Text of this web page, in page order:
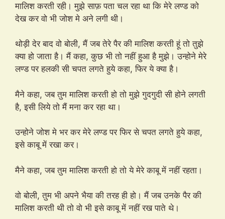
मालिश करती रही। मुझे साफ़ पता चल रहा था कि मेरे लण्ड को
देख कर वो भी जोश मे अने लगी थी।
थोड़ी देर बाद वो बोली, मैं जब तेरे पैर की मालिश करती हूं तो तुझे
क्या हो जाता है। मैं कहा, कुछ भी तो नहीं हुआ है मुझे। उन्होने मेरे
लण्ड पर हलकी सी चपत लगते हुये कहा, फिर ये क्या है।
मैने कहा, जब तुम मालिश करती हो तो मुझे गुदगुदी सी होने लगती
है, इसी लिये तो मैं मना कर रहा था।
उन्होने जोश मे भर कर मेरे लण्ड पर फिर से चपत लगते हुये कहा,
इसे काबू में रखा कर।
मैने कहा, जब तुम मालिश करती हो तो ये मेरे काबू में नहीं रहता।
वो बोली, तुम भी अपने भैया की तरह ही हो। मैं जब उनके पैर की
मालिश करती थी तो वो भी इसे काबू में नहीं रख पाते थे।